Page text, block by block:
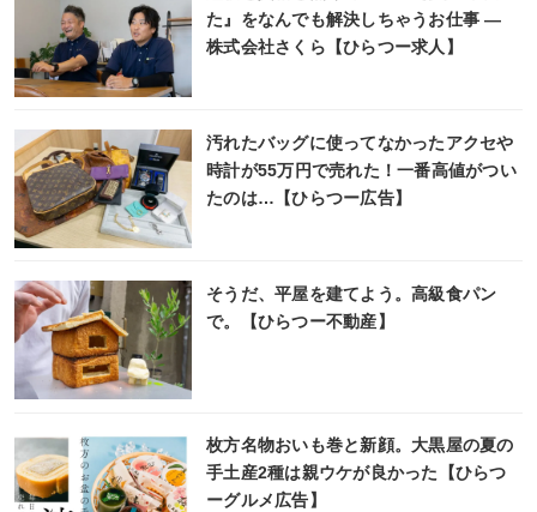
た』をなんでも解決しちゃうお仕事 ―
株式会社さくら【ひらつー求人】
汚れたバッグに使ってなかったアクセや
時計が55万円で売れた！一番高値がつい
たのは…【ひらつー広告】
そうだ、平屋を建てよう。高級食パン
で。【ひらつー不動産】
枚方名物おいも巻と新顔。大黒屋の夏の
手土産2種は親ウケが良かった【ひらつ
ーグルメ広告】